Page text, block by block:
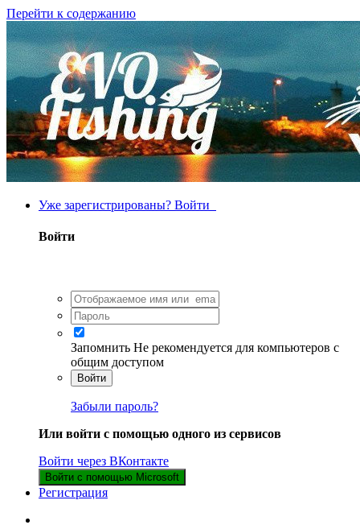
Перейти к содержанию
Уже зарегистрированы? Войти
Войти
Запомнить Не рекомендуется для компьютеров с
общим доступом
Войти
Забыли пароль?
Или войти с помощью одного из сервисов
Войти через ВКонтакте
Войти с помощью Microsoft
Регистрация